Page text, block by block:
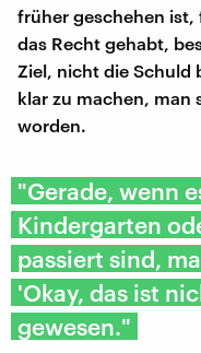
früher geschehen ist,
das Recht gehabt,
Ziel, nicht die Schuld
klar zu machen, man
worden.
"Gerade, wenn
Kindergarten
passiert sind,
'Okay, das ist
gewesen."